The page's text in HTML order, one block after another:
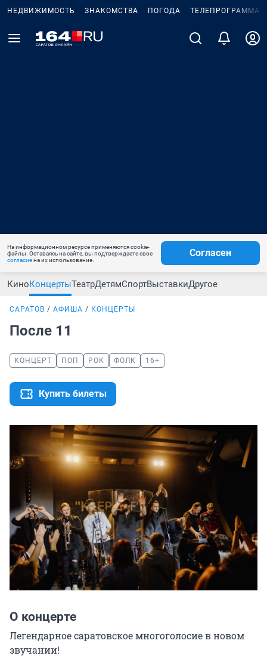
НЕДВИЖИМОСТЬ ЗНАКОМСТВА ПОГОДА ТЕЛЕПРОГРАММА
На информационном ресурсе применяются cookie-
файлы. Оставаясь на сайте, вы подтверждаете свое
согласиена их использование.
Согласен
КиноКонцертыТеатрДетямСпортВыставкиДругое
САРАТОВ АФИША КОНЦЕРТЫ
После 11
КОНЦЕРТ ПОП РОК ФОЛК 16+
Купить билеты
О концерте
Легендарное саратовское многоголосие в новом
звучании!